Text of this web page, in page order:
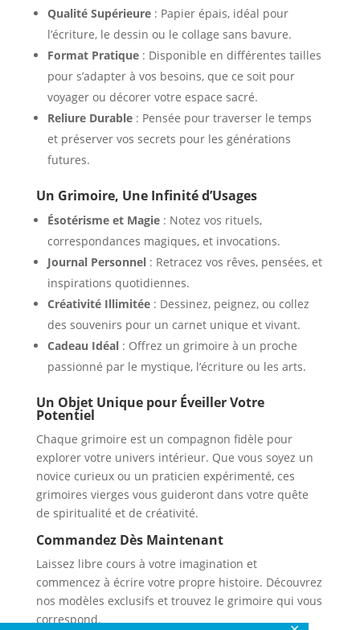
Qualité Supérieure: Papier épais, idéal pour
l’écriture, le dessin ou le collage sans bavure.
Format Pratique: Disponible en différentes tailles
pour s’adapter à vos besoins, que ce soit pour
voyager ou décorer votre espace sacré.
Reliure Durable: Pensée pour traverser le temps
et préserver vos secrets pour les générations
futures.
Un Grimoire, Une Infinité d’Usages
Ésotérisme et Magie: Notez vos rituels,
correspondances magiques, et invocations.
Journal Personnel: Retracez vos rêves, pensées, et
inspirations quotidiennes.
Créativité Illimitée: Dessinez, peignez, ou collez
des souvenirs pour un carnet unique et vivant.
Cadeau Idéal: Offrez un grimoire à un proche
passionné par le mystique, l’écriture ou les arts.
Un Objet Unique pour Éveiller Votre
Potentiel
Chaque grimoire est un compagnon fidèle pour
explorer votre univers intérieur. Que vous soyez un
novice curieux ou un praticien expérimenté, ces
grimoires vierges vous guideront dans votre quête
de spiritualité et de créativité.
Commandez Dès Maintenant
Laissez libre cours à votre imagination et
commencez à écrire votre propre histoire. Découvrez
nos modèles exclusifs et trouvez le grimoire qui vous
correspond.